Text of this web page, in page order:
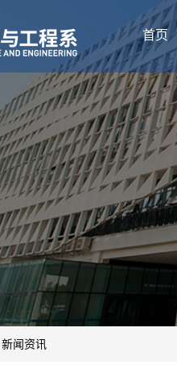
首页
新闻资讯